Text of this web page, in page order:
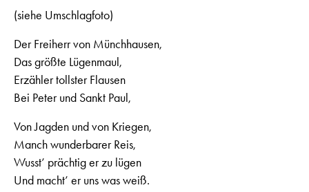
(siehe Umschlagfoto)
Der Freiherr von Münchhausen,
Das größte Lügenmaul,
Erzähler tollster Flausen
Bei Peter und Sankt Paul,
Von Jagden und von Kriegen,
Manch wunderbarer Reis,
Wusst’ prächtig er zu lügen
Und macht’ er uns was weiß.